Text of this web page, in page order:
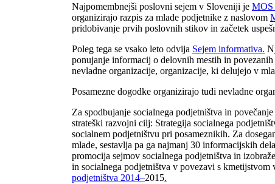
Najpomembnejši poslovni sejem v Sloveniji je MOS
organizirajo razpis za mlade podjetnike z naslovom
pridobivanje prvih poslovnih stikov in začetek
Poleg tega se vsako leto odvija Sejem informativa.
ponujanje informacij o delovnih mestih in
nevladne organizacije, organizacije, ki delujejo v
Posamezne dogodke organizirajo tudi nevladne
Za spodbujanje socialnega podjetništva in
strateški razvojni cilj: Strategija socialnega
socialnem podjetništvu pri posameznikih. Za
mlade, sestavlja pa ga najmanj 30 informacijskih
promocija sejmov socialnega podjetništva in
in socialnega podjetništva v povezavi s kmetijstvom
podjetništva 2014–2015.